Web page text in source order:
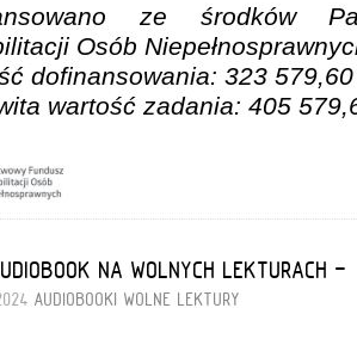
ze środków
Osób
dofinansowania: 323 579,60
wartość zadania: 405
NA WOLNYCH LEKTURACH -
AUDIOBOOKI WOLNE LEKTURY